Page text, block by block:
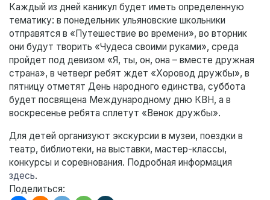
Каждый из дней каникул будет иметь определенную
тематику: в понедельник ульяновские школьники
отправятся в «Путешествие во времени», во вторник
они будут творить «Чудеса своими руками», среда
пройдет под девизом «Я, ты, он, она – вместе дружная
страна», в четверг ребят ждет «Хоровод дружбы», в
пятницу отметят День народного единства, суббота
будет посвящена Международному дню КВН, а в
воскресенье ребята сплетут «Венок дружбы».
Для детей организуют экскурсии в музеи, поездки в
театр, библиотеки, на выставки, мастер-классы,
конкурсы и соревнования. Подробная информация
здесь.
Поделиться: